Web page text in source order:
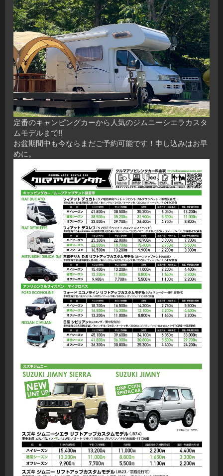
定番のキャンピングカーから人気のジムニーシエラカスタ
ムモデルまで!!
お盆期間中も今ならまだご予約可能です！申し込みはお早
めに。